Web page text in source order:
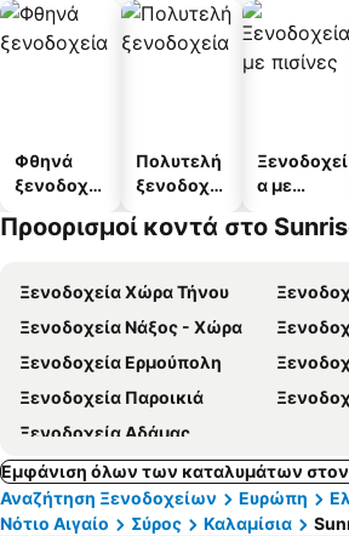
Φθηνά
ξενοδοχεί
Πολυτελή
ξενοδοχεί
Ξενοδοχεί
α με
Προορισμοί κοντά στο
Ξενοδοχεία Χώρα Τήνου
Ξενοδοχεία Νάξος - Χώρα
Ξενοδοχεία Ερμούπολη
Ξενοδοχεία Παροικιά
Ξενοδοχεία Αδάμας
Εμφάνιση όλων των καταλυμάτων στον
Αναζήτηση Ξενοδοχείων
Ευρώπη
Νότιο Αιγαίο
Σύρος Καλαμίσια